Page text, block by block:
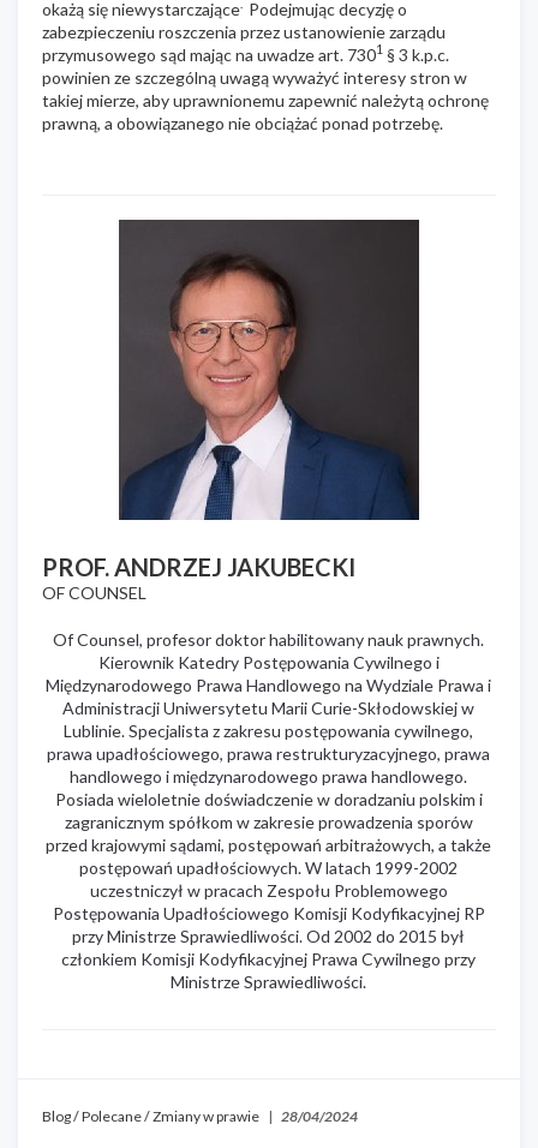
okażą się niewystarczające Podejmując decyzję o
zabezpieczeniu roszczenia przez ustanowienie zarządu
przymusowego sąd mając na uwadze art. 7301 § 3 k.p.c.
powinien ze szczególną uwagą wyważyć interesy stron w
takiej mierze, aby uprawnionemu zapewnić należytą ochronę
prawną, a obowiązanego nie obciążać ponad potrzebę.
PROF. ANDRZEJ JAKUBECKI
OF COUNSEL
Of Counsel, profesor doktor habilitowany nauk prawnych.
Kierownik Katedry Postępowania Cywilnego i
Międzynarodowego Prawa Handlowego na Wydziale Prawa i
Administracji Uniwersytetu Marii Curie-Skłodowskiej w
Lublinie. Specjalista z zakresu postępowania cywilnego,
prawa upadłościowego, prawa restrukturyzacyjnego, prawa
handlowego i międzynarodowego prawa handlowego.
Posiada wieloletnie doświadczenie w doradzaniu polskim i
zagranicznym spółkom w zakresie prowadzenia sporów
przed krajowymi sądami, postępowań arbitrażowych, a także
postępowań upadłościowych. W latach 1999-2002
uczestniczył w pracach Zespołu Problemowego
Postępowania Upadłościowego Komisji Kodyfikacyjnej RP
przy Ministrze Sprawiedliwości. Od 2002 do 2015 był
członkiem Komisji Kodyfikacyjnej Prawa Cywilnego przy
Ministrze Sprawiedliwości.
Blog/Polecane/Zmiany w prawie | 28/04/2024